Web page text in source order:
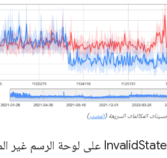
المصدر)
State